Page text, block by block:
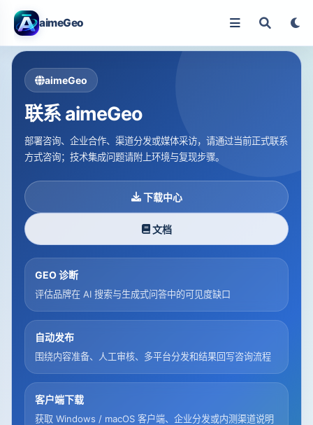
aimeGeo
aimeGeo
联系 aimeGeo
部署咨询、企业合作、渠道分发或媒体采访，请通过当前正式联系
方式咨询；技术集成问题请附上环境与复现步骤。
下载中心
文档
GEO 诊断
评估品牌在 AI 搜索与生成式问答中的可见度缺口
自动发布
围绕内容准备、人工审核、多平台分发和结果回写咨询流程
客户端下载
获取 Windows / macOS 客户端、企业分发或内测渠道说明